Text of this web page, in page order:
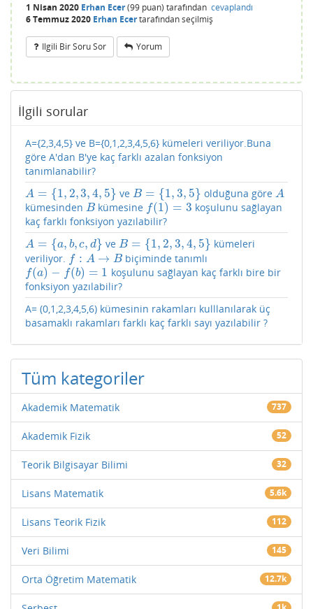
1 Nisan 2020 Erhan Ecer(99 puan) tarafından cevaplandı
6 Temmuz 2020 Erhan Ecertarafındanseçilmiş
Ilgili Bir Soru Sor Yorum
İlgili sorular
A={2,3,4,5} ve B={0,1,2,3,4,5,6} kümeleri veriliyor.Buna
göre A'dan B'ye kaç farklı azalan fonksiyon
tanımlanabilir?
A = {1, 2,3, 4, 5}
A= {1, 2, 3,4 ,5} ve B = {1,3, 5}
B= {1, 3, 5} olduğuna göre A
A
kümesinden B
B kümesine f(1) = 3
f(1)=3
koşulunu sağlayan
kaç farklı fonksiyon yazılabilir?
A = {a, b, c, d}
A= {a, b c,d} veB = {1, 2,3,4, 5}
B= {1, 2, 3,4 ,5}
kümeleri
veriliyor.
f : A → B
f:A→B biçiminde tanımlı
f(a) − f(b) = 1
f(a)−f b) =1
koşulunu sağlayan kaç farklı bire bir
fonksiyon yazılabilir?
A= (0,1,2,3,4,5,6) kümesinin rakamları kulllanılarak üç
basamaklı rakamları farklı kaç farklı sayı yazılabilir ?
Tüm kategoriler
Akademik Matematik 737
Akademik Fizik 52
Teorik Bilgisayar Bilimi 32
Lisans Matematik 5.6k
Lisans Teorik Fizik 112
Veri Bilimi 145
Orta Öğretim Matematik 12.7k